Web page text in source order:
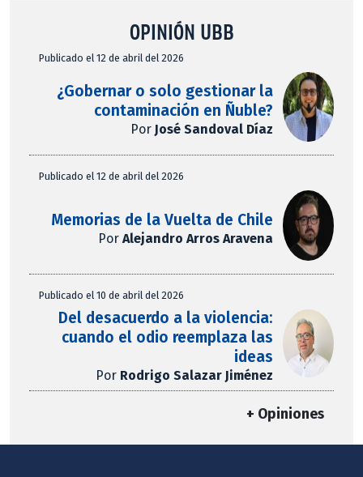
OPINIÓN UBB
Publicado el 12 de abril del 2026
¿Gobernar o solo gestionar la
contaminación en Ñuble?
Por José Sandoval Díaz
Publicado el 12 de abril del 2026
Memorias de la Vuelta de Chile
PorAlejandro Arros Aravena
Publicado el 10 de abril del 2026
Del desacuerdo a la violencia:
cuando el odio reemplaza las
ideas
Por Rodrigo Salazar Jiménez
+ Opiniones